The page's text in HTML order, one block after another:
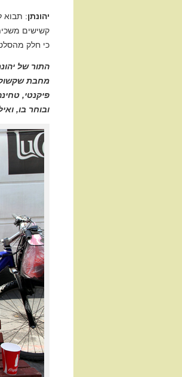
יהונתן: תבוא
קשישים
כי חלק
התור של
מחבת
פיקנטי,
ובוחר בו,